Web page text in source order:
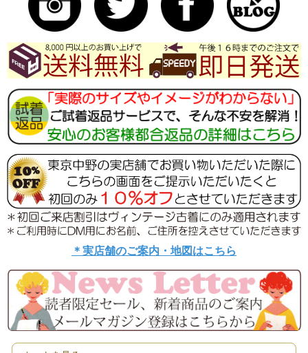
＊実店舗のご案内・地図はこちら